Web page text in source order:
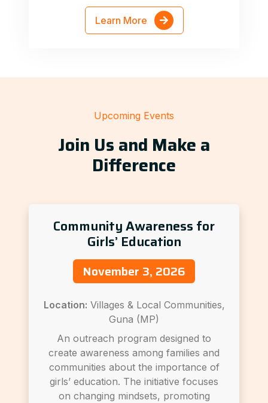
Learn More
Upcoming Events
Join Us and Make a
Difference
Community Awareness for
Girls’ Education
November 3, 2026
Location: Villages & Local Communities,
Guna (MP)
An outreach program designed to
create awareness among families and
communities about the importance of
girls’ education. The initiative focuses
on changing mindsets, promoting